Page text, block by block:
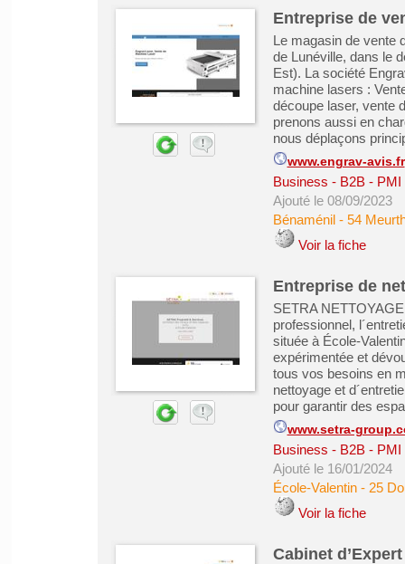
Entreprise de
Le magasin de vente
de Lunéville, dans le
Est). La société
machine lasers :
découpe laser, vente
prenons aussi en
nous déplaçons
www.engrav-avis.fr
Business - B2B - PMI
Ajouté le 08/09/2023
Bénaménil- 54
Voir la fiche
Entreprise de
SETRA
professionnel,
située à École-
expérimentée et
tous vos besoins en
nettoyage et
pour garantir des
www.setra-
Business - B2B - PMI
Ajouté le 16/01/2024
École-Valentin- 25
Voir la fiche
Cabinet